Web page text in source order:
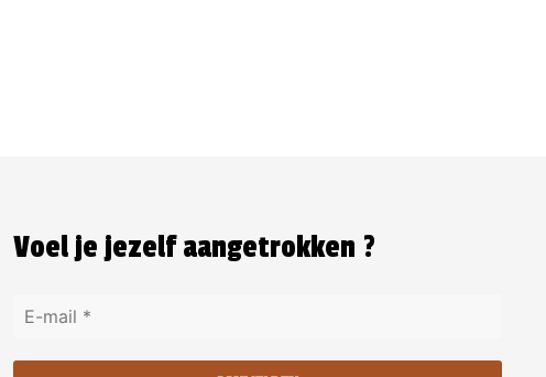
Voel je jezelf aangetrokken ?